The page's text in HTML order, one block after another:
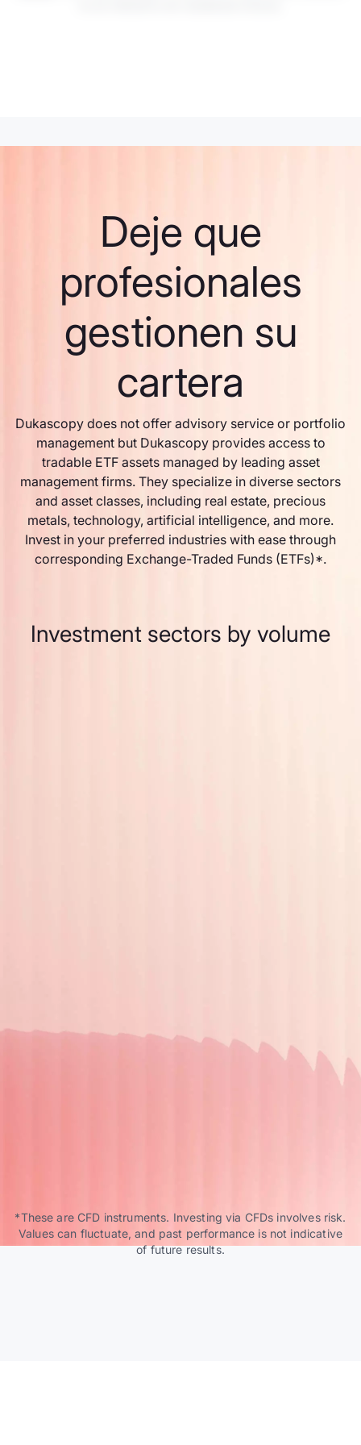
Deje que
profesionales
gestionen su
cartera
Dukascopy does not offer advisory service or portfolio
management but Dukascopy provides access to
tradable ETF assets managed by leading asset
management firms. They specialize in diverse sectors
and asset classes, including real estate, precious
metals, technology, artificial intelligence, and more.
Invest in your preferred industries with ease through
corresponding Exchange-Traded Funds (ETFs)*.
Investment sectors by volume
*These are CFD instruments. Investing via CFDs involves risk.
Values can fluctuate, and past performance is not indicative
of future results.